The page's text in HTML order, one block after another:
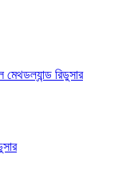
মেথডল্যান্ড রিডুসার